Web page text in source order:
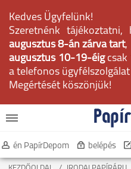
Kedves Ügyfelünk!
Szeretnénk tájékoztatni,
augusztus 8-án zárva tart,
augusztus 10-19-éig csak
a telefonos
Megértését köszönjük!
én PapírDepom belépés